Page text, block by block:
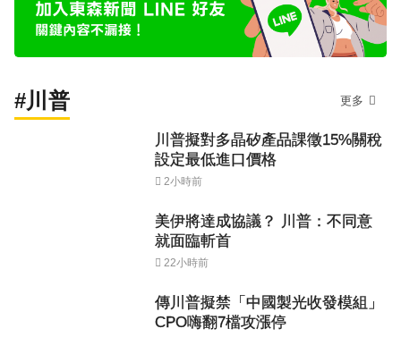
#川普 更多
川普擬對多晶矽產品課徵15%關稅
設定最低進口價格
2小時前
美伊將達成協議？ 川普：不同意
就面臨斬首
22小時前
傳川普擬禁「中國製光收發模組」
CPO嗨翻7檔攻漲停